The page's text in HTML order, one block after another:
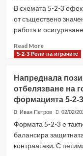
Тренировъчни
перспективи,
Тактически
философии,
рамки
В схемата 5-2-3
от съществено
работа и
Read MoreRead
more
за
комуникация,
Роли
на
Кохезия
на
екипа
5-2-3 Роли на играчите
Напреднала
отбелязване на
формацията 5-2-3
Иван Петров 02/02/
Формата 5-2-3 е
балансира
контраатаки. С